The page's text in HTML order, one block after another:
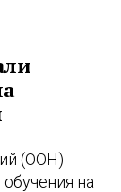
(ООН)
на